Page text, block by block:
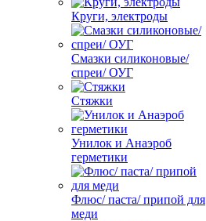
Круги, электроды
Смазки силиконовые/
спреи/ ОУГ
Стяжки
Унилок и Анаэроб
герметики
Флюс/ паста/ припой для
меди